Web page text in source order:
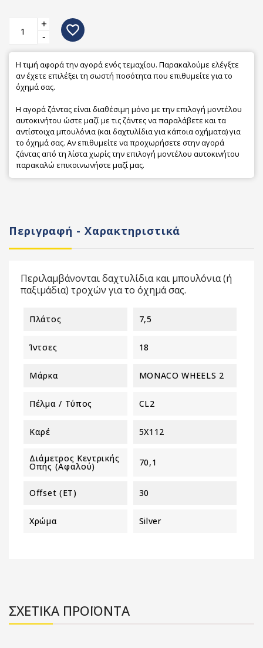
+
-
favorite_border
Η τιμή αφορά την αγορά ενός τεμαχίου. Παρακαλούμε ελέγξτε
αν έχετε επιλέξει τη σωστή ποσότητα που επιθυμείτε για το
όχημά σας.
Η αγορά ζάντας είναι διαθέσιμη μόνο με την επιλογή μοντέλου
αυτοκινήτου ώστε μαζί με τις ζάντες να παραλάβετε και τα
αντίστοιχα μπουλόνια (και δαχτυλίδια για κάποια οχήματα) για
το όχημά σας. Αν επιθυμείτε να προχωρήσετε στην αγορά
ζάντας από τη λίστα χωρίς την επιλογή μοντέλου αυτοκινήτου
παρακαλώ επικοινωνήστε μαζί μας.
Περιγραφή - Χαρακτηριστικά
Περιλαμβάνονται δαχτυλίδια και μπουλόνια (ή
παξιμάδια) τροχών για το όχημά σας.
Πλάτος 7,5
Ίντσες 18
Μάρκα MONACO WHEELS 2
Πέλμα / Τύπος CL2
Καρέ 5X112
Διάμετρος Κεντρικής
Οπής (αφαλού) 70,1
Offset (ET) 30
Χρώμα Silver
ΣΧΕΤΙΚΑ ΠΡΟΪΟΝΤΑ